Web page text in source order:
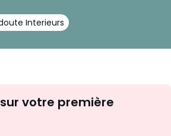
Interieurs
d'inspirations
sur votre première